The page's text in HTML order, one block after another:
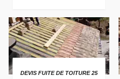
DEVIS FUITE DE TOITURE 25